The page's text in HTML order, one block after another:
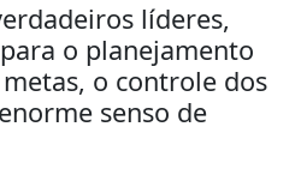
líderes,
o planejamento
o controle dos
senso de